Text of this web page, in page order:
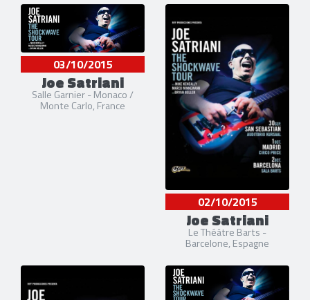
03/10/2015
Joe Satriani
Salle Garnier - Monaco /
Monte Carlo, France
02/10/2015
Joe Satriani
Le Théâtre Barts -
Barcelone, Espagne